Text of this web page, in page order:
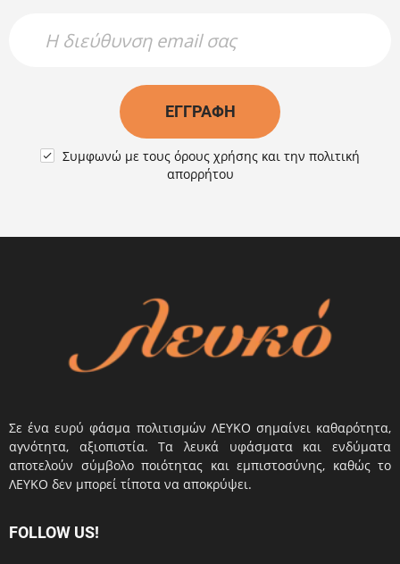
ΕΓΓΡΑΦΉ
 Συμφωνώ με τους όρους χρήσης και την πολιτική
απορρήτου
Σε ένα ευρύ φάσμα πολιτισμών ΛΕΥΚΟ σημαίνει καθαρότητα,
αγνότητα, αξιοπιστία. Τα λευκά υφάσματα και ενδύματα
αποτελούν σύμβολο ποιότητας και εμπιστοσύνης, καθώς το
ΛΕΥΚΟ δεν μπορεί τίποτα να αποκρύψει.
FOLLOW US!